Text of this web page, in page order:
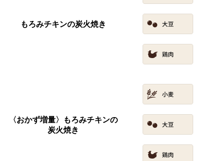
もろみチキンの炭火焼き
〈おかず増量〉もろみチキンの
炭火焼き